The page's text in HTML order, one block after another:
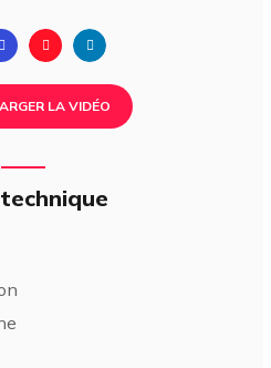
LA VIDÉO